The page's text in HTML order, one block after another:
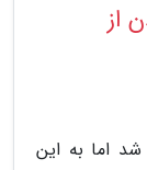
از
شد اما به این